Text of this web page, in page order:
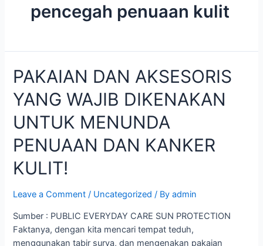
pencegah penuaan kulit
PAKAIAN DAN AKSESORIS
YANG WAJIB DIKENAKAN
UNTUK MENUNDA
PENUAAN DAN KANKER
KULIT!
Leave a Comment / Uncategorized / Byadmin
Sumber : PUBLIC EVERYDAY CARE SUN PROTECTION
Faktanya, dengan kita mencari tempat teduh,
menggunakan tabir surya, dan mengenakan pakaian